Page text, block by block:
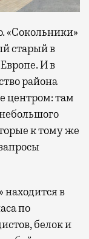
«Сокольники»
старый в
И в
района
центром: там
к тому же
находится в
по
белок и